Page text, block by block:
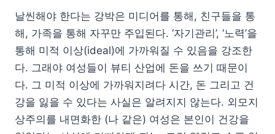
날씬해야 한다는 강박은 미디어를 통해, 친구들을 통
해, 가족을 통해 자꾸만 주입된다. ‘자기관리’, ‘노력’을
통해 미적 이상(ideal)에 가까워질 수 있음을 강조한
다. 그래야 여성들이 뷰티 산업에 돈을 쓰기 때문이
다. 그 미적 이상에 가까워지려다 시간, 돈 그리고 건
강을 잃을 수 있다는 사실은 알려지지 않는다. 외모지
상주의를 내면화한 (나 같은) 여성은 본인이 건강을